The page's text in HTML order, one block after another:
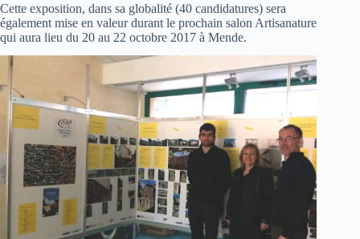
Cette exposition, dans sa globalité (40 candidatures) sera
également mise en valeur durant le prochain salon Artisanature
qui aura lieu du 20 au 22 octobre 2017 à Mende.